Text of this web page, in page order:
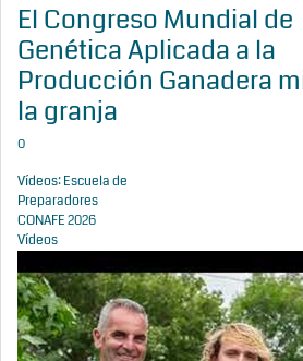
El Congreso Mundial de
Genética Aplicada a la
Producción Ganadera
la granja
0
Vídeos: Escuela de
Preparadores
CONAFE 2026
Vídeos